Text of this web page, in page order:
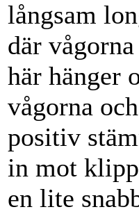
långsam
där
här hänger
vågorna
positiv
in mot
en lite